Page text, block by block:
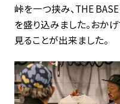
峠を一つ挟み、THE
を盛り込みました。おか
見ることが出来ました。